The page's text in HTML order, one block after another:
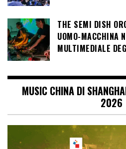
THE SEMI DISH
UOMO-MACCHINA
MULTIMEDIALE
MUSIC CHINA DI
2026